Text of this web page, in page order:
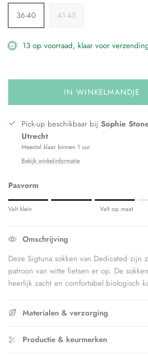
36-40
41-45
13 op voorraad, klaar voor
IN WINKELMANDJE
Pick-up beschikbaar bij Sophie
Utrecht
Meestal klaar binnen 1 uur
Bekijk winkelinformatie
Pasvorm
Rating of 1 means Valt klein.
The rating of this product for "" is 3.
Valt klein Valt op maat
Omschrijving
Deze Sigtuna sokken van Dedicated zijn
patroon van witte fietsen er op. De
heerlijk zacht en comfortabel biologisch
Materialen & verzorging
Productie & keurmerken